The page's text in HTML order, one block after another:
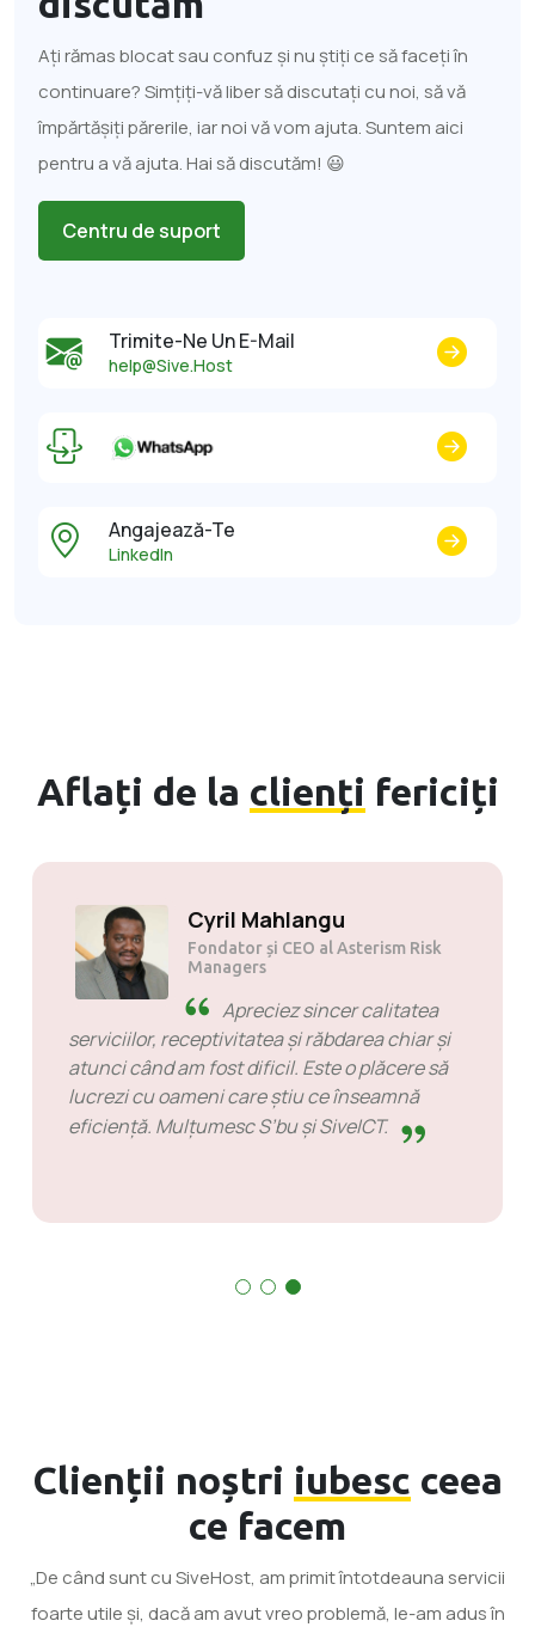
Ați rămas blocat sau confuz și nu știți ce să faceți în
continuare? Simțiți-vă liber să discutați cu noi, să vă
împărtășiți părerile, iar noi vă vom ajuta. Suntem aici
pentru a vă ajuta. Hai să discutăm! 😃
Centru de suport
Trimite-Ne Un E-Mail
help@Sive.Host
Angajează-Te
LinkedIn
Aflați de la clienți fericiți
Solly Motsoane
Fondator și CEO al Mogen Pty Ltd
SiveHost înainte de timp -
SiveHost este de obicei cu un
pas înainte și sunt în mare parte
conștienți de probleme din timp. Există unele
cazuri când a trebuit să aștept răspuns, dar
nu este ceva de reținut împotriva lor. Sunt
Clienții noștri iubesc ceea
ce facem
„De când sunt cu SiveHost, am primit întotdeauna servicii
foarte utile și, dacă am avut vreo problemă, le-am adus în